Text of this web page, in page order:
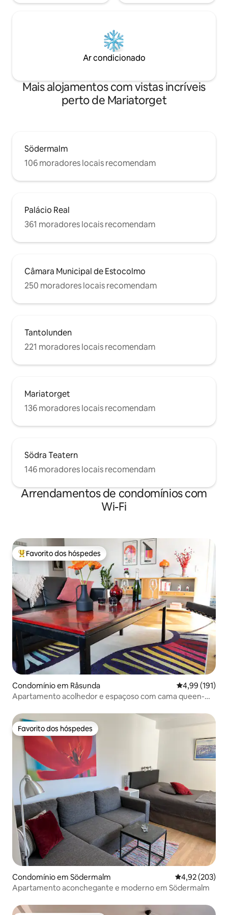
Ar condicionado
Mais alojamentos com vistas incríveis
perto de Mariatorget
Södermalm
106 moradores locais recomendam
Palácio Real
361 moradores locais recomendam
Câmara Municipal de Estocolmo
250 moradores locais recomendam
Tantolunden
221 moradores locais recomendam
Mariatorget
136 moradores locais recomendam
Södra Teatern
146 moradores locais recomendam
Arrendamentos de condomínios com
Wi-Fi
Favoritos dos hóspedes mais apreciados
Favorito dos hóspedes
Condomínio em Råsunda Classificação
4,99 (191)
Apartamento acolhedor e espaçoso com cama queen-
Favorito dos hóspedes
Favorito dos hóspedes
Condomínio em Södermalm Classificação
4,92 (203)
Apartamento aconchegante e moderno em Södermalm